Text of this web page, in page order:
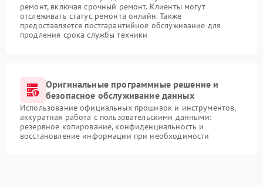
ремонт, включая срочный ремонт. Клиенты могут
отслеживать статус ремонта онлайн. Также
предоставляется постгарантийное обслуживание для
продления срока службы техники
Оригинальные программные решение и
безопасное обслуживание данных
Использование официальных прошивок и инструментов,
аккуратная работа с пользовательскими данными:
резервное копирование, конфиденциальность и
восстановление информации при необходимости